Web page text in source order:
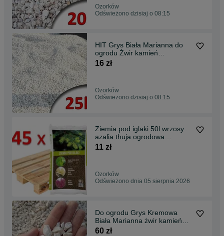
Ozorków
Odświeżono dzisiaj o 08:15
HIT Grys Biała Marianna do
ogrodu Żwir kamień
dekoracyjny jak Thassos
16 zł
Ozorków
Odświeżono dzisiaj o 08:15
Ziemia pod iglaki 50l wrzosy
azalia thuja ogrodowa
uniwersalna
11 zł
Ozorków
Odświeżono dnia 05 sierpnia 2026
Do ogrodu Grys Kremowa
Biała Marianna żwir kamień
dekoracyjny
60 zł